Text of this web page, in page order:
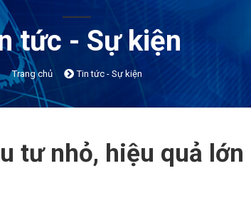
tức - Sự kiện
Trang chủ Tin tức - Sự kiện
tư nhỏ, hiệu quả lớn